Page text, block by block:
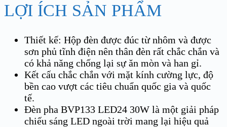
LỢI ÍCH SẢN PHẨM
Thiết kế: Hộp đèn được đúc từ nhôm và được
sơn phủ tĩnh điện nên thân đèn rất chắc chắn và
có khả năng chống lại sự ăn mòn và han gỉ.
Kết cấu chắc chắn với mặt kính cường lực, độ
bền cao vượt các tiêu chuẩn quốc gia và quốc
tế.
Đèn pha BVP133 LED24 30W là một giải pháp
chiếu sáng LED ngoài trời mang lại hiệu quả